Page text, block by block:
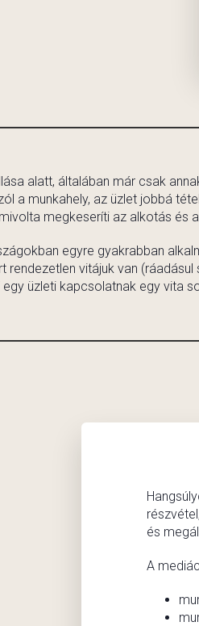
alatt, általában már csak
a munkahely, az üzlet jobbá
megkeseríti az alkotás
egyre gyakrabban
vitájuk van
üzleti kapcsolatnak egy vita
és
A